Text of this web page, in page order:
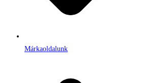
Márkaoldalunk